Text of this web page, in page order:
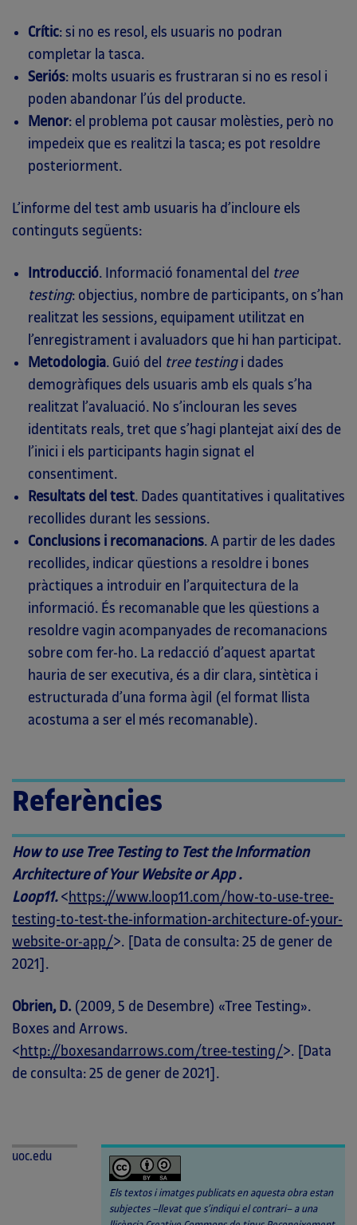
Crític: si no es resol, els usuaris no podran
completar la tasca.
Seriós: molts usuaris es frustraran si no es resol i
poden abandonar l’ús del producte.
Menor: el problema pot causar molèsties, però no
impedeix que es realitzi la tasca; es pot resoldre
posteriorment.
L’informe del test amb usuaris ha d’incloure els
continguts següents:
Introducció. Informació fonamental del tree
testing: objectius, nombre de participants, on s’han
realitzat les sessions, equipament utilitzat en
l’enregistrament i avaluadors que hi han participat.
Metodologia. Guió del tree testingi dades
demogràfiques dels usuaris amb els quals s’ha
realitzat l’avaluació. No s’inclouran les seves
identitats reals, tret que s’hagi plantejat així des de
l’inici i els participants hagin signat el
consentiment.
Resultats del test. Dades quantitatives i qualitatives
recollides durant les sessions.
Conclusions i recomanacions. A partir de les dades
recollides, indicar qüestions a resoldre i bones
pràctiques a introduir en l’arquitectura de la
informació. És recomanable que les qüestions a
resoldre vagin acompanyades de recomanacions
sobre com fer-ho. La redacció d’aquest apartat
hauria de ser executiva, és a dir clara, sintètica i
estructurada d’una forma àgil (el format llista
acostuma a ser el més recomanable).
Referències
How to use Tree Testing to Test the Information
Architecture of Your Website or App .
Loop11.< https://www.loop11.com/how-to-use-tree-
testing-to-test-the-information-architecture-of-your-
website-or-app/>. [Data de consulta: 25 de gener de
2021].
Obrien, D.(2009, 5 de Desembre) «Tree Testing».
Boxes and Arrows.
< http://boxesandarrows.com/tree-testing/>. [Data
de consulta: 25 de gener de 2021].
uoc.edu
Els textos i imatges publicats en aquesta obra estan
subjectes –llevat que s’indiqui el contrari– a una